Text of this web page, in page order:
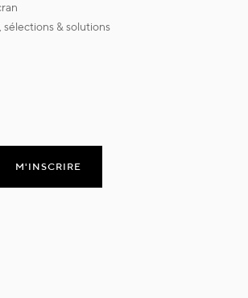
sélections & solutions
M'INSCRIRE